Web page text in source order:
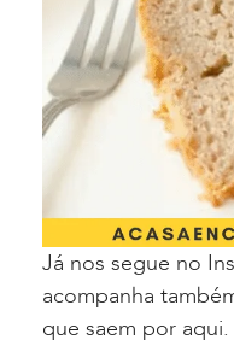
Já nos segue no
acompanha
que saem por aqui.